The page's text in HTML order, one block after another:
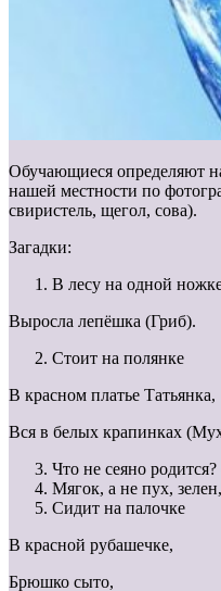
Обучающиеся определяют
нашей местности по
свиристель, щегол, сова).
Загадки:
В лесу на одной
Выросла лепёшка (Гриб).
Стоит на полянке
В красном платье Татьянка,
Вся в белых крапинках
Что не сеяно родится?
Мягок, а не пух,
Сидит на палочке
В красной рубашечке,
Брюшко сыто,